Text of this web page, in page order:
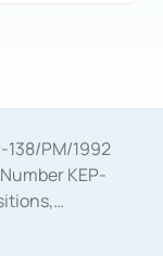
138/PM/1992
KEP-
of